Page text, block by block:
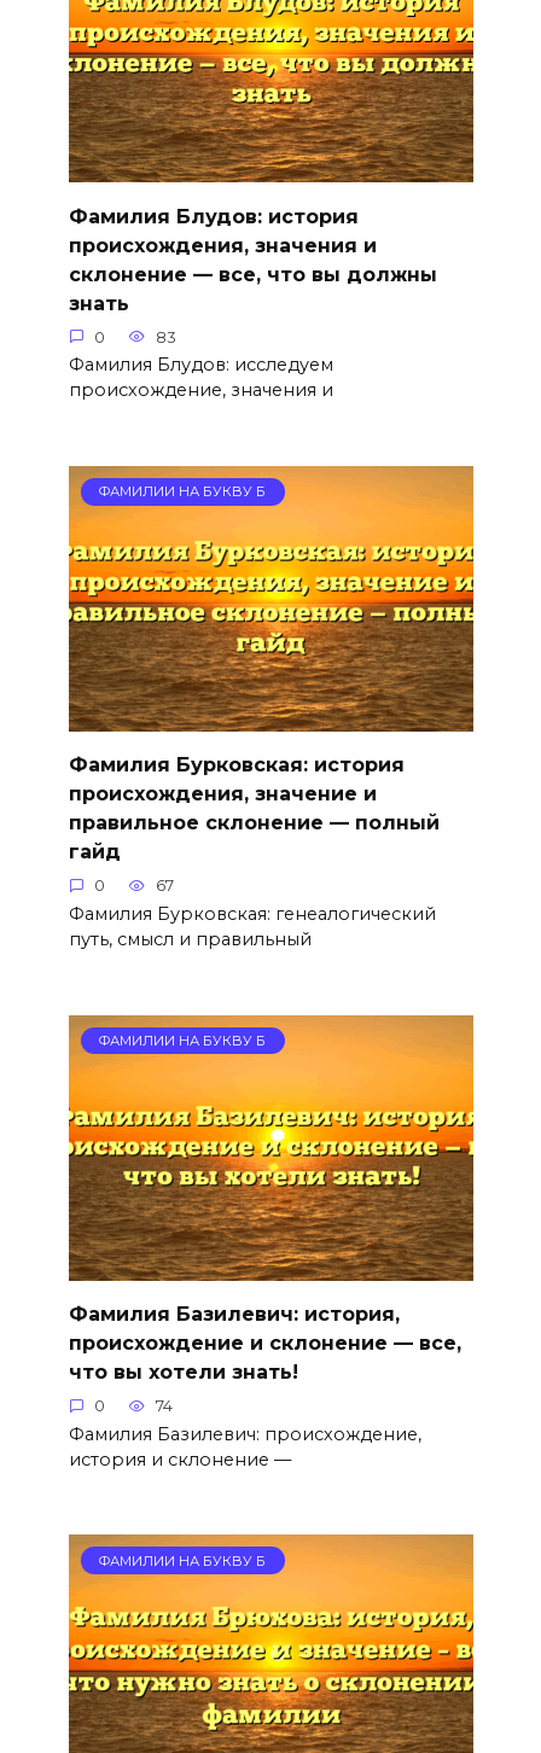
Фамилия Блудов: история
происхождения, значения и
склонение — все, что вы должны
знать
0 83
Фамилия Блудов: исследуем
происхождение, значения и
ФАМИЛИИ НА БУКВУ Б
Фамилия Бурковская: история
происхождения, значение и
правильное склонение — полный
гайд
0 67
Фамилия Бурковская: генеалогический
путь, смысл и правильный
ФАМИЛИИ НА БУКВУ Б
Фамилия Базилевич: история,
происхождение и склонение — все,
что вы хотели знать!
0 74
Фамилия Базилевич: происхождение,
история и склонение —
ФАМИЛИИ НА БУКВУ Б